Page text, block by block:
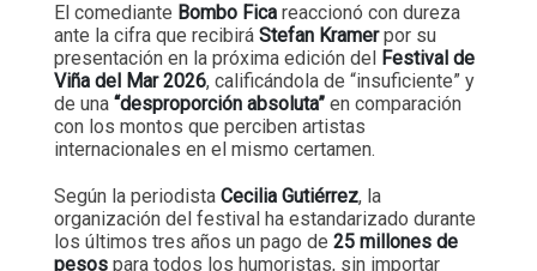
El comediante Bombo Fica reaccionó con dureza
ante la cifra que recibirá Stefan Kramerpor su
presentación en la próxima edición del
Festival de
Viña del Mar 2026, calificándola de “insuficiente” y
de una “desproporción absoluta” en comparación
con los montos que perciben artistas
internacionales en el mismo certamen.
Según la periodista Cecilia Gutiérrez, la
organización del festival ha estandarizado durante
los últimos tres años un pago de 25 millones de
pesos para todos los humoristas, sin importar